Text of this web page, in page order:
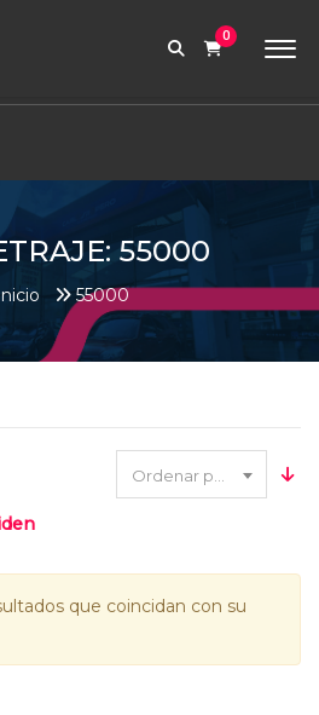
0
55000
55000
que coincidan con su